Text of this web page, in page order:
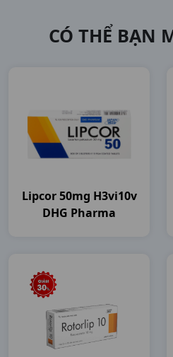
CÓ THỂ BẠN
Lipcor 50mg H3vi10v
DHG Pharma